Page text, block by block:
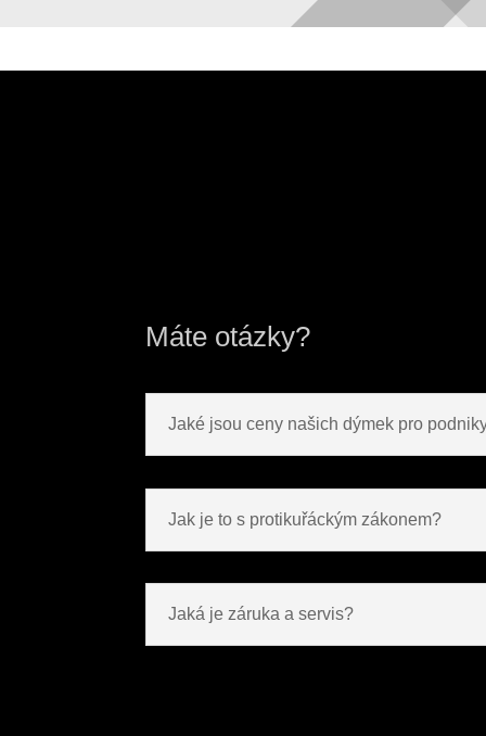
Máte otázky?
Jaké jsou ceny našich dýmek pro
Jak je to s protikuřáckým zákonem?
Jaká je záruka a servis?